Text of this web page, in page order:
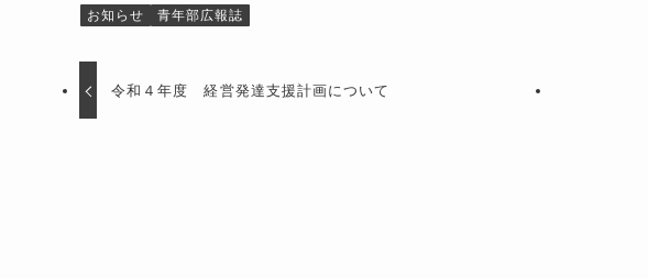
お知らせ 青年部広報誌
令和４年度 経営発達支援計画について